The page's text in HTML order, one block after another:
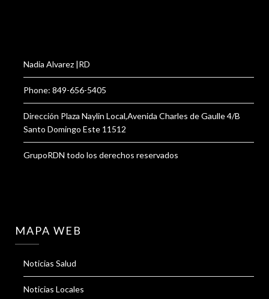
Nadia Alvarez |RD
Phone: 849-656-5405
Dirección Plaza Naylin Local,Avenida Charles de Gaulle 4/B
Santo Domingo Este 11512
GrupoRDN todo los derechos reservados
MAPA WEB
Noticias Salud
Noticias Locales